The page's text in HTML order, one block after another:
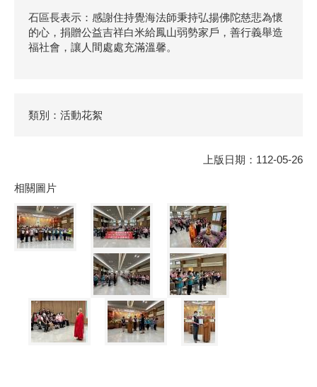
石區長表示：感謝住持覺海法師秉持弘揚佛陀慈悲為懷
的心，捐贈公益吉祥白米給鳳山弱勢家戶，善行義舉造
福社會，讓人間處處充滿溫馨。
類別：活動花絮
上版日期：112-05-26
相關圖片